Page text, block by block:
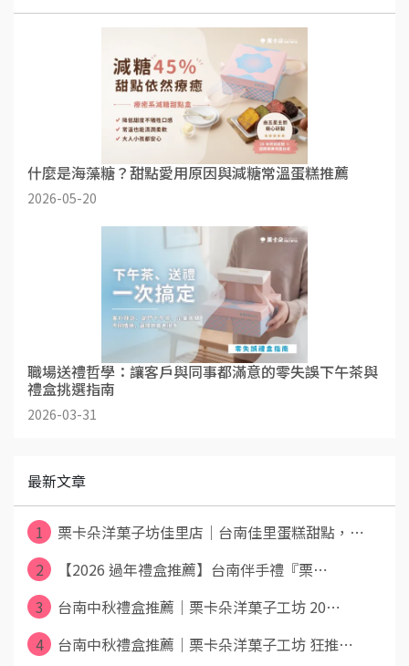
什麼是海藻糖？甜點愛用原因與減糖常溫蛋糕推薦
2026-05-20
職場送禮哲學：讓客戶與同事都滿意的零失誤下午茶與
禮盒挑選指南
2026-03-31
最新文章
1
栗卡朵洋菓子坊佳里店｜台南佳里蛋糕甜點，⋯
2
【2026 過年禮盒推薦】台南伴手禮『栗⋯
3
台南中秋禮盒推薦｜栗卡朵洋菓子工坊 20⋯
4
台南中秋禮盒推薦｜栗卡朵洋菓子工坊 狂推⋯